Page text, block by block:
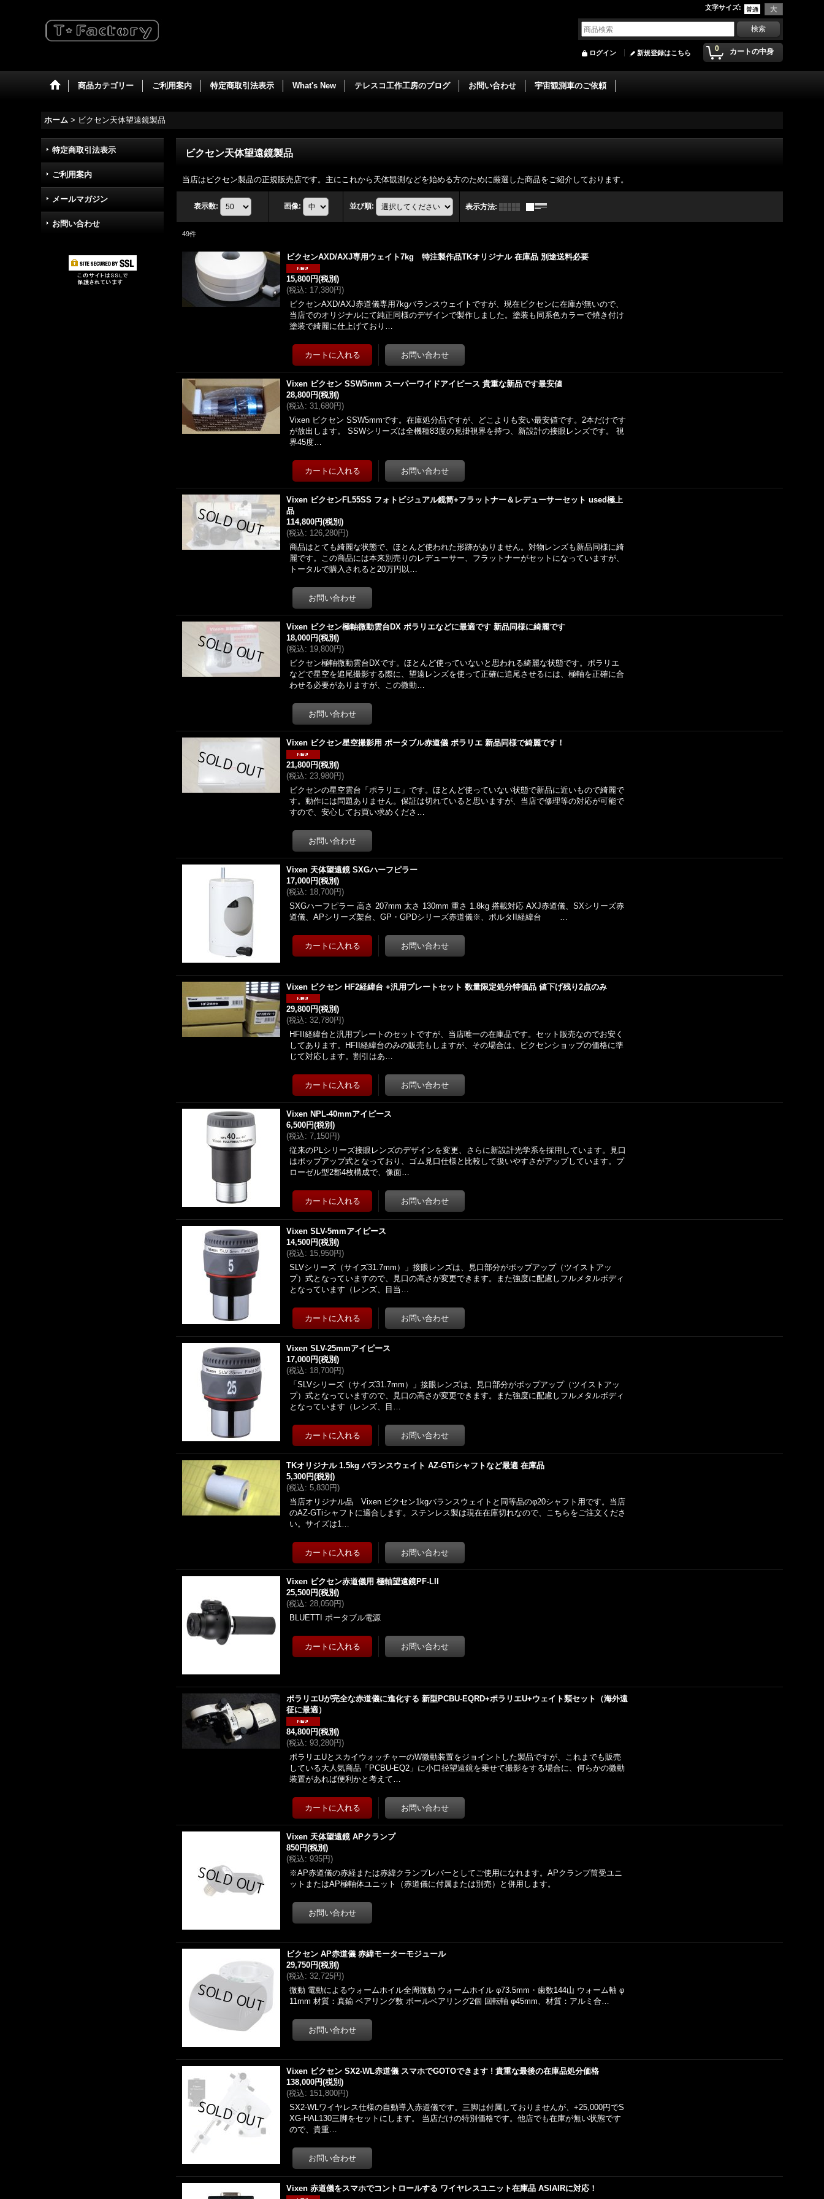
文字サイズ:
0 カートの中身
ログイン 新規登録はこちら
商品カテゴリー ご利用案内 特定商取引法表示 What's New テレスコ工作工房のブログ お問い合わせ 宇宙観測車のご依頼
ホーム > ビクセン天体望遠鏡製品
特定商取引法表示
ご利用案内
メールマガジン
お問い合わせ
ビクセン天体望遠鏡製品
当店はビクセン製品の正規販売店です。主にこれから天体観測などを始める方のために厳選した商品をご紹介しております。
表示数: 画像: 並び順: 表示方法:
49件
ビクセンAXD/AXJ専用ウェイト7kg 特注製作品TKオリジナル 在庫品 別途送料必要
15,800円(税別)
(税込: 17,380円)
ビクセンAXD/AXJ赤道儀専用7kgバランスウェイトですが、現在ビクセンに在庫が無いので、
当店でのオリジナルにて純正同様のデザインで製作しました。塗装も同系色カラーで焼き付け
塗装で綺麗に仕上げており…
Vixen ビクセン SSW5mm スーパーワイドアイピース 貴重な新品です最安値
28,800円(税別)
(税込: 31,680円)
Vixen ビクセン SSW5mmです。在庫処分品ですが、どこよりも安い最安値です。2本だけです
が放出します。 SSWシリーズは全機種83度の見掛視界を持つ、新設計の接眼レンズです。 視
界45度…
Vixen ビクセンFL55SS フォトビジュアル鏡筒+フラットナー＆レデューサーセット used極上
品
114,800円(税別)
(税込: 126,280円)
商品はとても綺麗な状態で、ほとんど使われた形跡がありません。対物レンズも新品同様に綺
麗です。この商品には本来別売りのレデューサー、フラットナーがセットになっていますが、
トータルで購入されると20万円以…
Vixen ビクセン極軸微動雲台DX ポラリエなどに最適です 新品同様に綺麗です
18,000円(税別)
(税込: 19,800円)
ビクセン極軸微動雲台DXです。ほとんど使っていないと思われる綺麗な状態です。ポラリエ
などで星空を追尾撮影する際に、望遠レンズを使って正確に追尾させるには、極軸を正確に合
わせる必要がありますが、この微動…
Vixen ビクセン星空撮影用 ポータブル赤道儀 ポラリエ 新品同様で綺麗です！
21,800円(税別)
(税込: 23,980円)
ビクセンの星空雲台「ポラリエ」です。ほとんど使っていない状態で新品に近いもので綺麗で
す。動作には問題ありません。保証は切れていると思いますが、当店で修理等の対応が可能で
すので、安心してお買い求めくださ…
Vixen 天体望遠鏡 SXGハーフピラー
17,000円(税別)
(税込: 18,700円)
SXGハーフピラー 高さ 207mm 太さ 130mm 重さ 1.8kg 搭載対応 AXJ赤道儀、SXシリーズ赤
道儀、APシリーズ架台、GP・GPDシリーズ赤道儀※、ポルタII経緯台 …
Vixen ビクセン HF2経緯台 +汎用プレートセット 数量限定処分特価品 値下げ残り2点のみ
29,800円(税別)
(税込: 32,780円)
HFII経緯台と汎用プレートのセットですが、当店唯一の在庫品です。セット販売なのでお安く
してあります。HFII経緯台のみの販売もしますが、その場合は、ビクセンショップの価格に準
じて対応します。割引はあ…
Vixen NPL-40mmアイピース
6,500円(税別)
(税込: 7,150円)
従来のPLシリーズ接眼レンズのデザインを変更、さらに新設計光学系を採用しています。見口
はポップアップ式となっており、ゴム見口仕様と比較して扱いやすさがアップしています。プ
ローゼル型2郡4枚構成で、像面…
Vixen SLV-5mmアイピース
14,500円(税別)
(税込: 15,950円)
SLVシリーズ（サイズ31.7mm）」接眼レンズは、見口部分がポップアップ（ツイストアッ
プ）式となっていますので、見口の高さが変更できます。また強度に配慮しフルメタルボディ
となっています（レンズ、目当…
Vixen SLV-25mmアイピース
17,000円(税別)
(税込: 18,700円)
「SLVシリーズ（サイズ31.7mm）」接眼レンズは、見口部分がポップアップ（ツイストアッ
プ）式となっていますので、見口の高さが変更できます。また強度に配慮しフルメタルボディ
となっています（レンズ、目…
TKオリジナル 1.5kg バランスウェイト AZ-GTiシャフトなど最適 在庫品
5,300円(税別)
(税込: 5,830円)
当店オリジナル品 Vixen ビクセン1kgバランスウェイトと同等品のφ20シャフト用です。当店
のAZ-GTiシャフトに適合します。ステンレス製は現在在庫切れなので、こちらをご注文くださ
い。サイズは1…
Vixen ビクセン赤道儀用 極軸望遠鏡PF-LII
25,500円(税別)
(税込: 28,050円)
BLUETTI ポータブル電源
ポラリエUが完全な赤道儀に進化する 新型PCBU-EQRD+ポラリエU+ウェイト類セット（海外遠
征に最適）
84,800円(税別)
(税込: 93,280円)
ポラリエUとスカイウォッチャーのW微動装置をジョイントした製品ですが、これまでも販売
している大人気商品「PCBU-EQ2」に小口径望遠鏡を乗せて撮影をする場合に、何らかの微動
装置があれば便利かと考えて…
Vixen 天体望遠鏡 APクランプ
850円(税別)
(税込: 935円)
※AP赤道儀の赤経または赤緯クランプレバーとしてご使用になれます。APクランプ筒受ユニ
ットまたはAP極軸体ユニット（赤道儀に付属または別売）と併用します。
ビクセン AP赤道儀 赤緯モーターモジュール
29,750円(税別)
(税込: 32,725円)
微動 電動によるウォームホイル全周微動 ウォームホイル φ73.5mm・歯数144山 ウォーム軸 φ
11mm 材質：真鍮 ベアリング数 ボールベアリング2個 回転軸 φ45mm、材質：アルミ合…
Vixen ビクセン SX2-WL赤道儀 スマホでGOTOできます ! 貴重な最後の在庫品処分価格
138,000円(税別)
(税込: 151,800円)
SX2-WLワイヤレス仕様の自動導入赤道儀です。三脚は付属しておりませんが、+25,000円でS
XG-HAL130三脚をセットにします。 当店だけの特別価格です。他店でも在庫が無い状態です
ので、貴重…
Vixen 赤道儀をスマホでコントロールする ワイヤレスユニット在庫品 ASIAIRに対応！